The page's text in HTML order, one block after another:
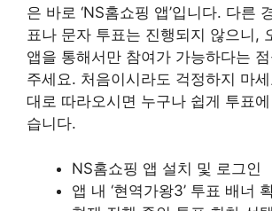
은 바로 ‘NS홈쇼핑 앱’입니다. 다른
표나 문자 투표는 진행되지 않으니,
앱을 통해서만 참여가 가능하다는
주세요. 처음이시라도 걱정하지 마
대로 따라오시면 누구나 쉽게 투표
습니다.
NS홈쇼핑 앱 설치 및 로그인
앱 내 ‘현역가왕3’ 투표 배너